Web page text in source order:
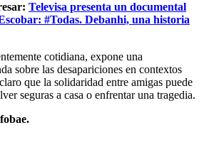
Televisa presenta un documental
#Todas. Debanhi, una historia
cotidiana, expone una
sobre las desapariciones en contextos
que la solidaridad entre amigas puede
seguras a casa o enfrentar una tragedia.